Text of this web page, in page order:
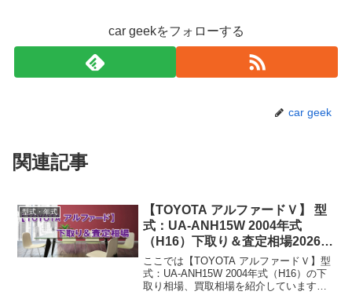
car geekをフォローする
car geek
関連記事
型式・年式
【TOYOTA アルファードＶ】 型
式：UA-ANH15W 2004年式
（H16）下取り＆査定相場2026年
8月！
ここでは【TOYOTA アルファードＶ】型
式：UA-ANH15W 2004年式（H16）の下
取り相場、買取相場を紹介しています。